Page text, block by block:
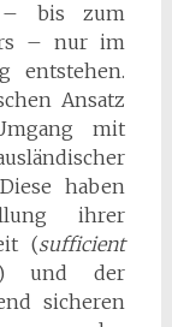
– bis zum
– nur im
entstehen.
Ansatz
mit
haben
ihrer
(sufficient
und der
sicheren